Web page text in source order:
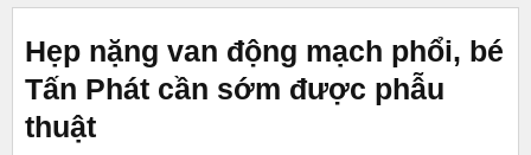
Hẹp nặng van động mạch phổi, bé
Tấn Phát cần sớm được phẫu
thuật